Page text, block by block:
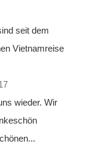
seit dem
Vietnamreise
wieder. Wir